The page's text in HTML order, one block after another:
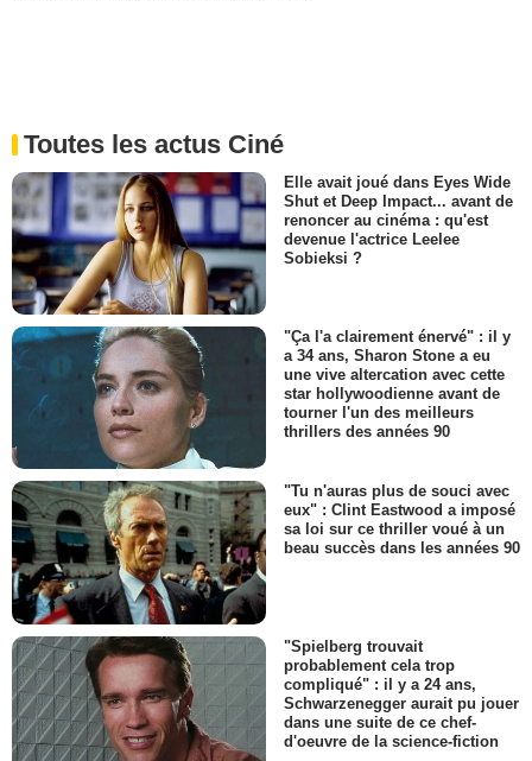
Toutes les actus Ciné
Elle avait joué dans Eyes Wide
Shut et Deep Impact... avant de
renoncer au cinéma : qu'est
devenue l'actrice Leelee
Sobieksi ?
"Ça l'a clairement énervé" : il y
a 34 ans, Sharon Stone a eu
une vive altercation avec cette
star hollywoodienne avant de
tourner l'un des meilleurs
thrillers des années 90
"Tu n'auras plus de souci avec
eux" : Clint Eastwood a imposé
sa loi sur ce thriller voué à un
beau succès dans les années 90
"Spielberg trouvait
probablement cela trop
compliqué" : il y a 24 ans,
Schwarzenegger aurait pu jouer
dans une suite de ce chef-
d'oeuvre de la science-fiction